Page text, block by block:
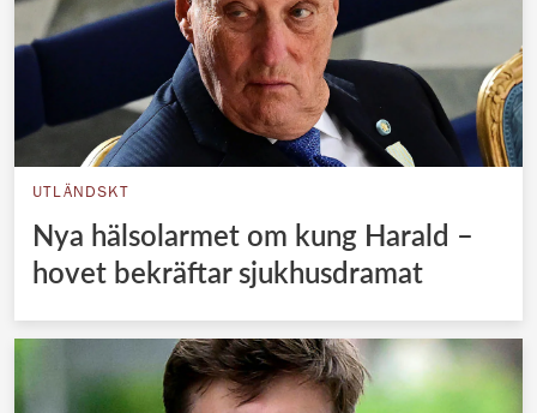
UTLÄNDSKT
Nya hälsolarmet om kung Harald –
hovet bekräftar sjukhusdramat